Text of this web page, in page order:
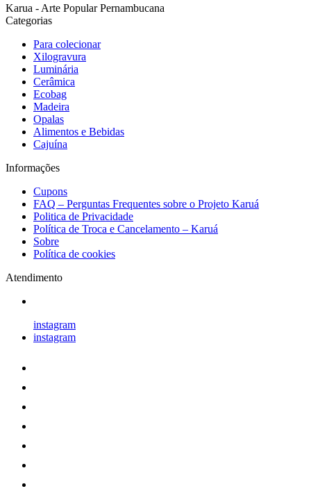
Karua - Arte Popular Pernambucana
Categorias
Para colecionar
Xilogravura
Luminária
Cerâmica
Ecobag
Madeira
Opalas
Alimentos e Bebidas
Cajuína
Informações
Cupons
FAQ – Perguntas Frequentes sobre o Projeto Karuá
Politica de Privacidade
Política de Troca e Cancelamento – Karuá
Sobre
Política de cookies
Atendimento
instagram
instagram